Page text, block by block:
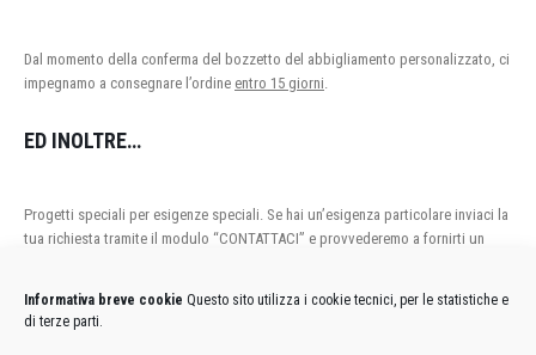
Informativa breve cookie Questo sito utilizza i cookie tecnici, per le statistiche e
di terze parti.
Dal momento della conferma del bozzetto del abbigliamento personalizzato, ci
impegnamo a consegnare l’ordine entro 15 giorni.
ED INOLTRE…
Progetti speciali per esigenze speciali. Se hai un’esigenza particolare inviaci la
tua richiesta tramite il modulo “CONTATTACI” e provvederemo a fornirti un